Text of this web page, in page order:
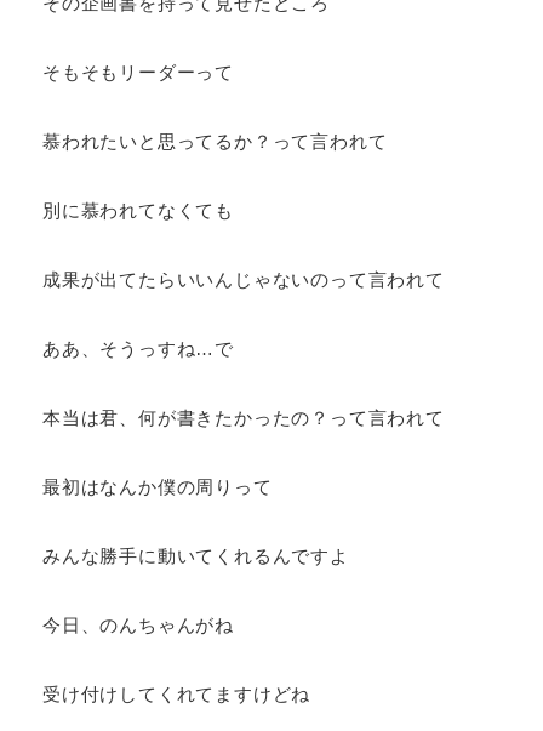
そもそもリーダーって
慕われたいと思ってるか？って言われて
別に慕われてなくても
成果が出てたらいいんじゃないのって言われて
ああ、そうっすね…で
本当は君、何が書きたかったの？って言われて
最初はなんか僕の周りって
みんな勝手に動いてくれるんですよ
今日、のんちゃんがね
受け付けしてくれてますけどね